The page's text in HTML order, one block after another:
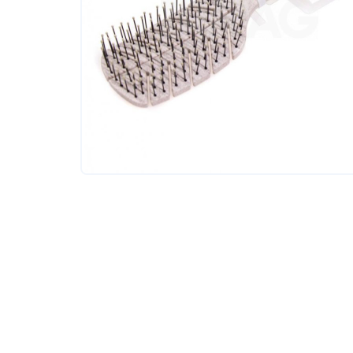
Дезинфекция и стерилизация
Парикмахерские и салоны красоты